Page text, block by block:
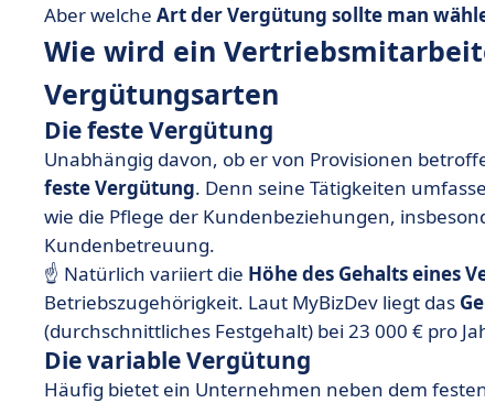
• Welche Provision erhält ein
Aber welche Art der Vergütung sollte man
Wie wird ein
Vergütungsarten
Die feste Vergütung
Unabhängig davon, ob er von Provisionen
feste Vergütung. Denn seine Tätigkeiten
wie die Pflege der Kundenbeziehungen,
Kundenbetreuung.
☝️ Natürlich variiert die Höhe des Gehalts eines
Betriebszugehörigkeit. Laut MyBizDev liegt das
(durchschnittliches Festgehalt) bei 23 000 € pro
Die variable Vergütung
Häufig bietet ein Unternehmen neben dem